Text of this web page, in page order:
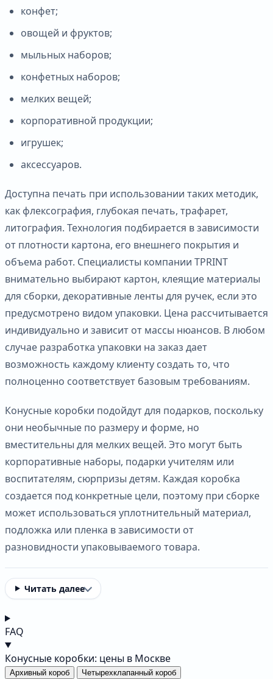
конфет;
овощей и фруктов;
мыльных наборов;
конфетных наборов;
мелких вещей;
корпоративной продукции;
игрушек;
аксессуаров.
Доступна печать при использовании таких методик,
как флексография, глубокая печать, трафарет,
литография. Технология подбирается в зависимости
от плотности картона, его внешнего покрытия и
объема работ. Специалисты компании TPRINT
внимательно выбирают картон, клеящие материалы
для сборки, декоративные ленты для ручек, если это
предусмотрено видом упаковки. Цена рассчитывается
индивидуально и зависит от массы нюансов. В любом
случае разработка упаковки на заказ дает
возможность каждому клиенту создать то, что
полноценно соответствует базовым требованиям.
Конусные коробки подойдут для подарков, поскольку
они необычные по размеру и форме, но
вместительны для мелких вещей. Это могут быть
корпоративные наборы, подарки учителям или
воспитателям, сюрпризы детям. Каждая коробка
создается под конкретные цели, поэтому при сборке
может использоваться уплотнительный материал,
подложка или пленка в зависимости от
разновидности упаковываемого товара.
Читать далее
FAQ
Конусные коробки: цены в Москве
Архивный короб
Четырехклапанный короб